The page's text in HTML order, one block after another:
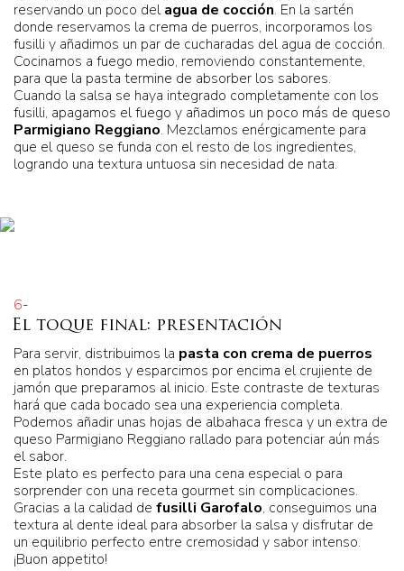
reservando un poco del agua de cocción. En la sartén
donde reservamos la crema de puerros, incorporamos los
fusilli y añadimos un par de cucharadas del agua de cocción.
Cocinamos a fuego medio, removiendo constantemente,
para que la pasta termine de absorber los sabores.
Cuando la salsa se haya integrado completamente con los
fusilli, apagamos el fuego y añadimos un poco más de queso
Parmigiano Reggiano. Mezclamos enérgicamente para
que el queso se funda con el resto de los ingredientes,
logrando una textura untuosa sin necesidad de nata.
6-
El toque final: presentación
Para servir, distribuimos la pasta con crema de puerros
en platos hondos y esparcimos por encima el crujiente de
jamón que preparamos al inicio. Este contraste de texturas
hará que cada bocado sea una experiencia completa.
Podemos añadir unas hojas de albahaca fresca y un extra de
queso Parmigiano Reggiano rallado para potenciar aún más
el sabor.
Este plato es perfecto para una cena especial o para
sorprender con una receta gourmet sin complicaciones.
Gracias a la calidad de fusilli Garofalo, conseguimos una
textura al dente ideal para absorber la salsa y disfrutar de
un equilibrio perfecto entre cremosidad y sabor intenso.
¡Buon appetito!